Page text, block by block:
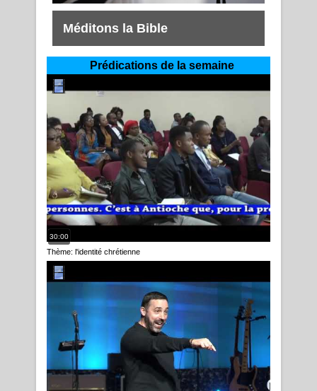
Méditons la Bible
Prédications de la semaine
30:00
Thème: l'identité chrétienne